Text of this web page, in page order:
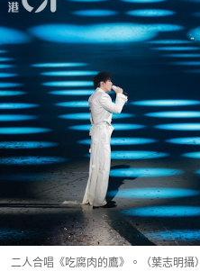
二人合唱《吃腐肉的鷹》。（葉志明攝）